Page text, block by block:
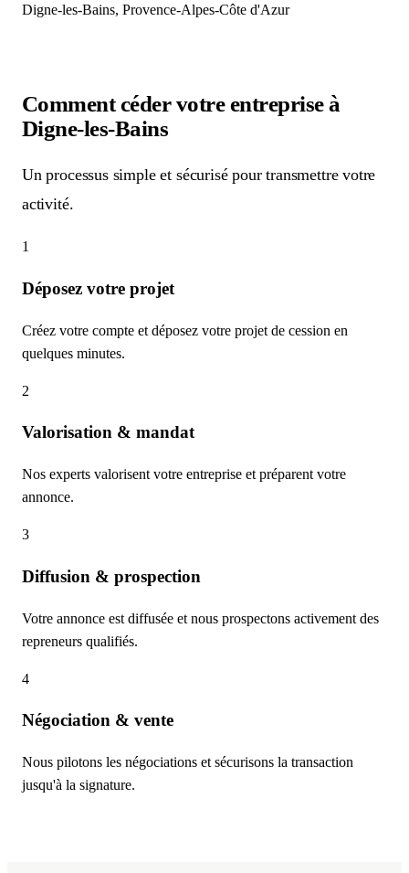
Digne-les-Bains, Provence-Alpes-Côte d'Azur
Comment céder votre entrepriseà
Digne-les-Bains
Un processus simple et sécurisé pour transmettre votre
activité.
1
Déposez votre projet
Créez votre compte et déposez votre projet de cession en
quelques minutes.
2
Valorisation & mandat
Nos experts valorisent votre entreprise et préparent votre
annonce.
3
Diffusion & prospection
Votre annonce est diffusée et nous prospectons activement des
repreneurs qualifiés.
4
Négociation & vente
Nous pilotons les négociations et sécurisons la transaction
jusqu'à la signature.